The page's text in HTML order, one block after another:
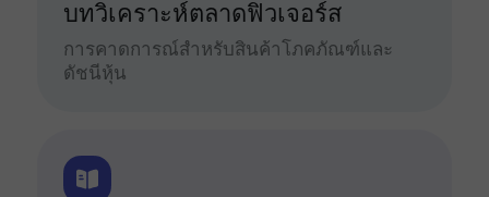
บทวิเคราะห์ตลาดฟิวเจอร์ส
การคาดการณ์สำหรับสินค้าโภคภัณฑ์และ
ดัชนีหุ้น